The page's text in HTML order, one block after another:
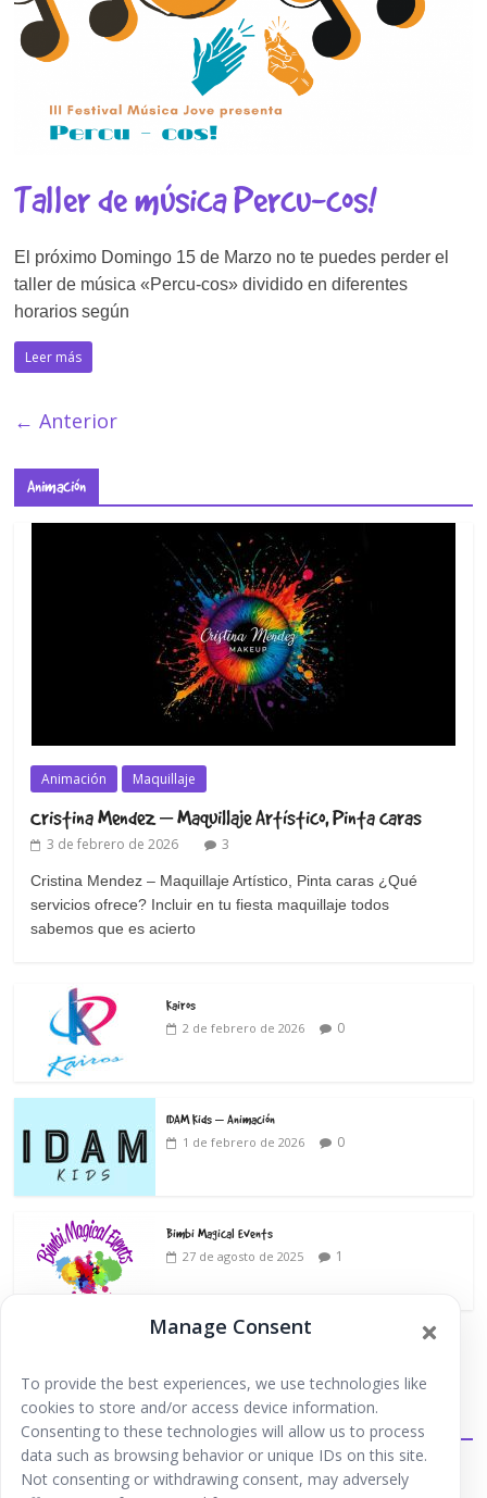
Manage Consent
To provide the best experiences, we use technologies like
cookies to store and/or access device information.
Consenting to these technologies will allow us to process
data such as browsing behavior or unique IDs on this site.
Not consenting or withdrawing consent, may adversely
Taller de música Percu-cos!
El próximo Domingo 15 de Marzo no te puedes perder el
taller de música «Percu-cos» dividido en diferentes
horarios según
Leer más
← Anterior
Animación
Animación Maquillaje
Cristina Mendez – Maquillaje Artístico, Pinta caras
3 de febrero de 2026 3
Cristina Mendez – Maquillaje Artístico, Pinta caras ¿Qué
servicios ofrece? Incluir en tu fiesta maquillaje todos
sabemos que es acierto
Kairos
2 de febrero de 2026 0
IDAM Kids – Animación
1 de febrero de 2026 0
Bimbi Magical Events
27 de agosto de 2025 1